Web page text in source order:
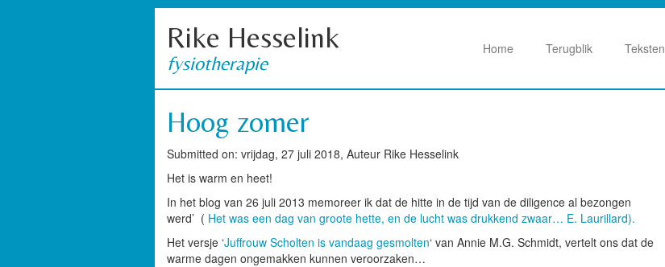
Rike Hesselink
fysiotherapie
Home Terugblik Teksten
Hoog zomer
Submitted on: vrijdag, 27 juli 2018, Auteur Rike Hesselink
Het is warm en heet!
In het blog van 26 juli 2013 memoreer ik dat de hitte in de tijd van de diligence al bezongen
werd’ ( Het was een dag van groote hette, en de lucht was drukkend zwaar… E. Laurillard).
Het versje ‘Juffrouw Scholten is vandaag gesmolten‘ van Annie M.G. Schmidt, vertelt ons dat de
warme dagen ongemakken kunnen veroorzaken…